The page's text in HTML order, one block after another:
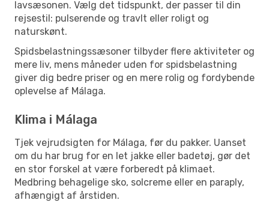
lavsæsonen. Vælg det tidspunkt, der passer til din
rejsestil: pulserende og travlt eller roligt og
naturskønt.
Spidsbelastningssæsoner tilbyder flere aktiviteter og
mere liv, mens måneder uden for spidsbelastning
giver dig bedre priser og en mere rolig og fordybende
oplevelse af Málaga.
Klima i Málaga
Tjek vejrudsigten for Málaga, før du pakker. Uanset
om du har brug for en let jakke eller badetøj, gør det
en stor forskel at være forberedt på klimaet.
Medbring behagelige sko, solcreme eller en paraply,
afhængigt af årstiden.